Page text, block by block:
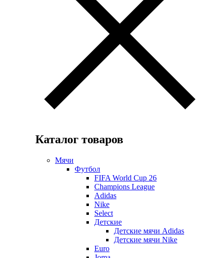
Каталог товаров
Мячи
Футбол
FIFA World Cup 26
Champions League
Adidas
Nike
Select
Детские
Детские мячи Adidas
Детские мячи Nike
Euro